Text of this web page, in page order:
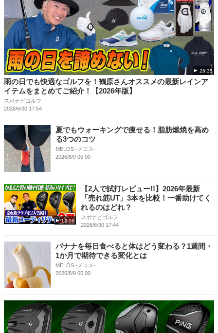
26:35
雨の日でも快適なゴルフを！鶴原さんオススメの最新レインア
イテムをまとめてご紹介！【2026年版】
スポナビゴルフ
2026/6/30 17:54
夏でもウォーキングで痩せる！脂肪燃焼を高め
る3つのコツ
MELOS -メロス-
2026/8/9 05:00
13:06
【2人で試打レビュー!!】2026年最新
「売れ筋UT」3本を比較！一番助けてく
れるのはどれ？
スポナビゴルフ
2026/6/30 17:44
バナナを毎日食べると体はどう変わる？1週間・
1か月で期待できる変化とは
MELOS -メロス-
2026/8/9 05:00